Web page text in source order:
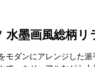
水墨画風総柄リ
モダンにアレンジした派